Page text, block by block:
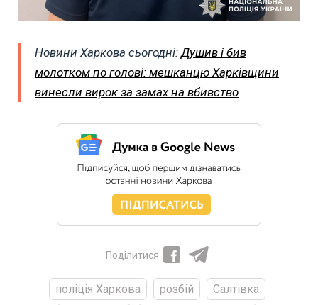
Новини Харкова сьогодні:Душив і бив
молотком по голові: мешканцю Харківщини
винесли вирок за замах на вбивство
Поділитися
поліція Харкова розбій Салтівка